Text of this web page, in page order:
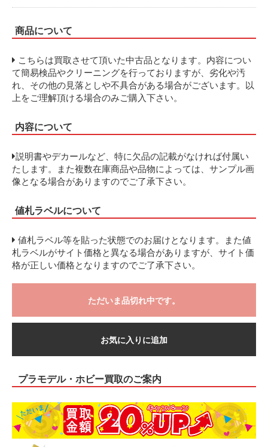
商品について
こちらは買取させて頂いた中古品となります。内容につい
て簡易検品やクリーニングを行っておりますが、劣化や汚
れ、その他の見落としや不具合がある場合がございます。以
上をご理解頂ける場合のみご購入下さい。
内容について
説明書やデカールなど、特に欠品の記載がなければ付属い
たします。また複数在庫商品や品物によっては、サンプル画
像となる場合がありますのでご了承下さい。
値札ラベルについて
値札ラベル等を貼った状態でのお届けとなります。また値
札ラベルがサイト価格と異なる場合がありますが、サイト価
格が正しい価格となりますのでご了承下さい。
ただいま品切れ中です。
お気に入りに追加
プラモデル・ホビー買取のご案内